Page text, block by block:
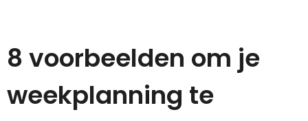
8 voorbeelden om je
weekplanning te